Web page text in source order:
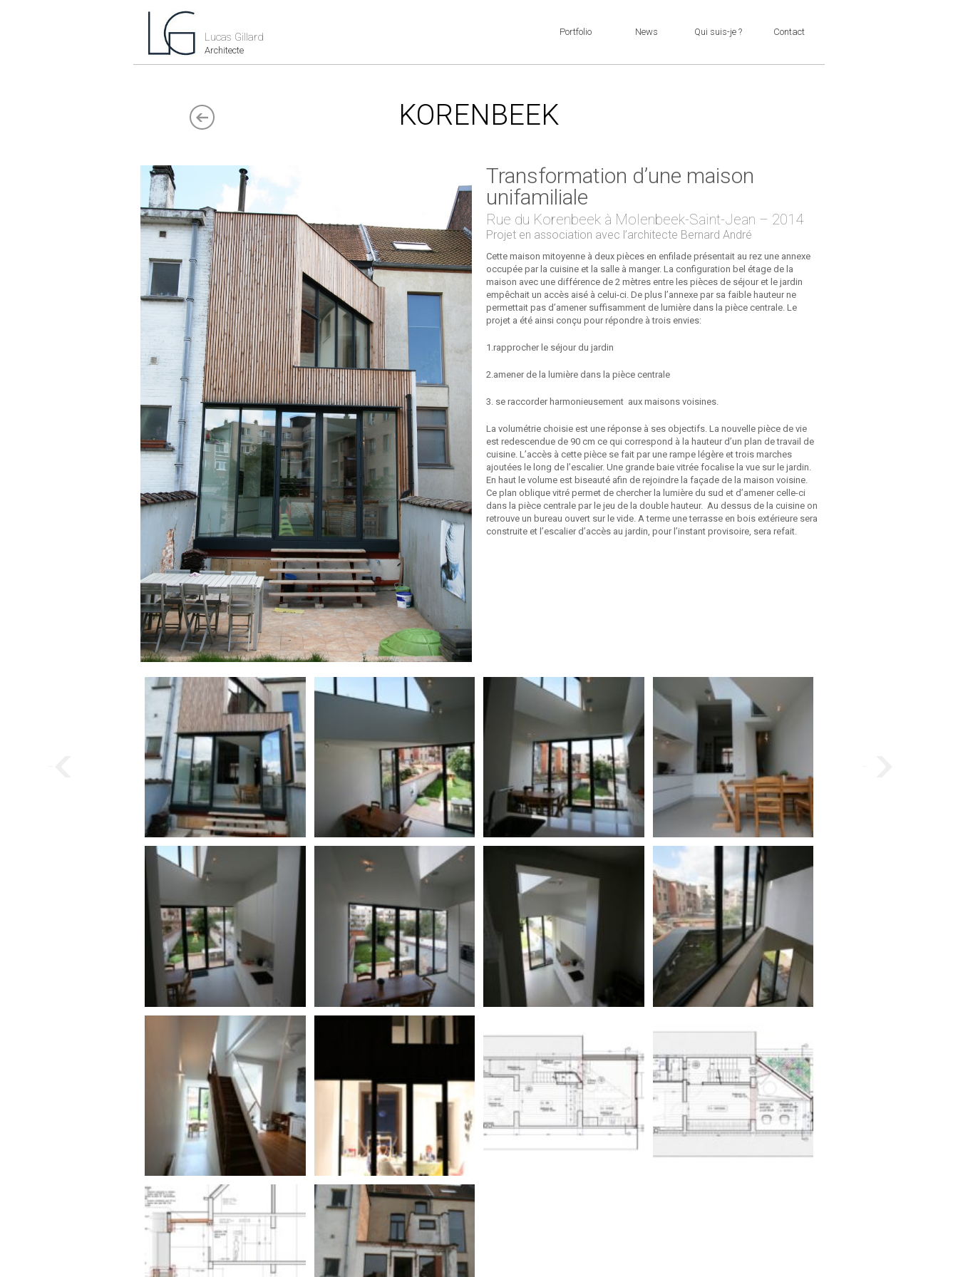
Lucas Gillard
Architecte
Portfolio News Qui suis-je ? Contact
KORENBEEK
Transformation d’une maison
unifamiliale
Rue du Korenbeek à Molenbeek-Saint-Jean – 2014
Projet en association avec l’architecte Bernard André
Cette maison mitoyenne à deux pièces en enfilade présentait au rez une annexe
occupée par la cuisine et la salle à manger. La configuration bel étage de la
maison avec une différence de 2 mètres entre les pièces de séjour et le jardin
empêchait un accès aisé à celui-ci. De plus l’annexe par sa faible hauteur ne
permettait pas d’amener suffisamment de lumière dans la pièce centrale. Le
projet a été ainsi conçu pour répondre à trois envies:
1.rapprocher le séjour du jardin
2.amener de la lumière dans la pièce centrale
3. se raccorder harmonieusement aux maisons voisines.
La volumétrie choisie est une réponse à ses objectifs. La nouvelle pièce de vie
est redescendue de 90 cm ce qui correspond à la hauteur d’un plan de travail de
cuisine. L’accès à cette pièce se fait par une rampe légère et trois marches
ajoutées le long de l’escalier. Une grande baie vitrée focalise la vue sur le jardin.
En haut le volume est biseauté afin de rejoindre la façade de la maison voisine.
Ce plan oblique vitré permet de chercher la lumière du sud et d’amener celle-ci
dans la pièce centrale par le jeu de la double hauteur. Au dessus de la cuisine on
retrouve un bureau ouvert sur le vide. A terme une terrasse en bois extérieure sera
construite et l’escalier d’accès au jardin, pour l’instant provisoire, sera refait.